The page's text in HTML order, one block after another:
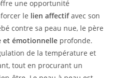
une opportunité
le lien affectifavec son
contre sa peau nue, le père
et émotionnelle profonde.
de la température et
tout en procurant un